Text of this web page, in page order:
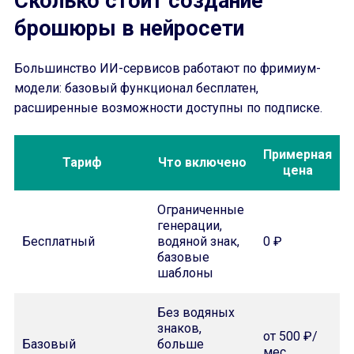
брошюры в нейросети
Большинство ИИ-сервисов работают по фримиум-
модели: базовый функционал бесплатен,
расширенные возможности доступны по подписке.
Тариф Что включено
Примерная
цена
Бесплатный
Ограниченные
генерации,
водяной знак,
базовые
шаблоны
0 ₽
Базовый
Без водяных
знаков,
больше
от 500 ₽/